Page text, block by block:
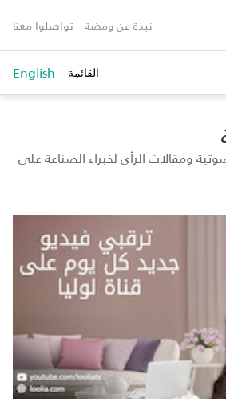
نبذة عن ومضة تواصلوا معنا
القائمة English
ومقالات الرأي لخبراء الصناعة على